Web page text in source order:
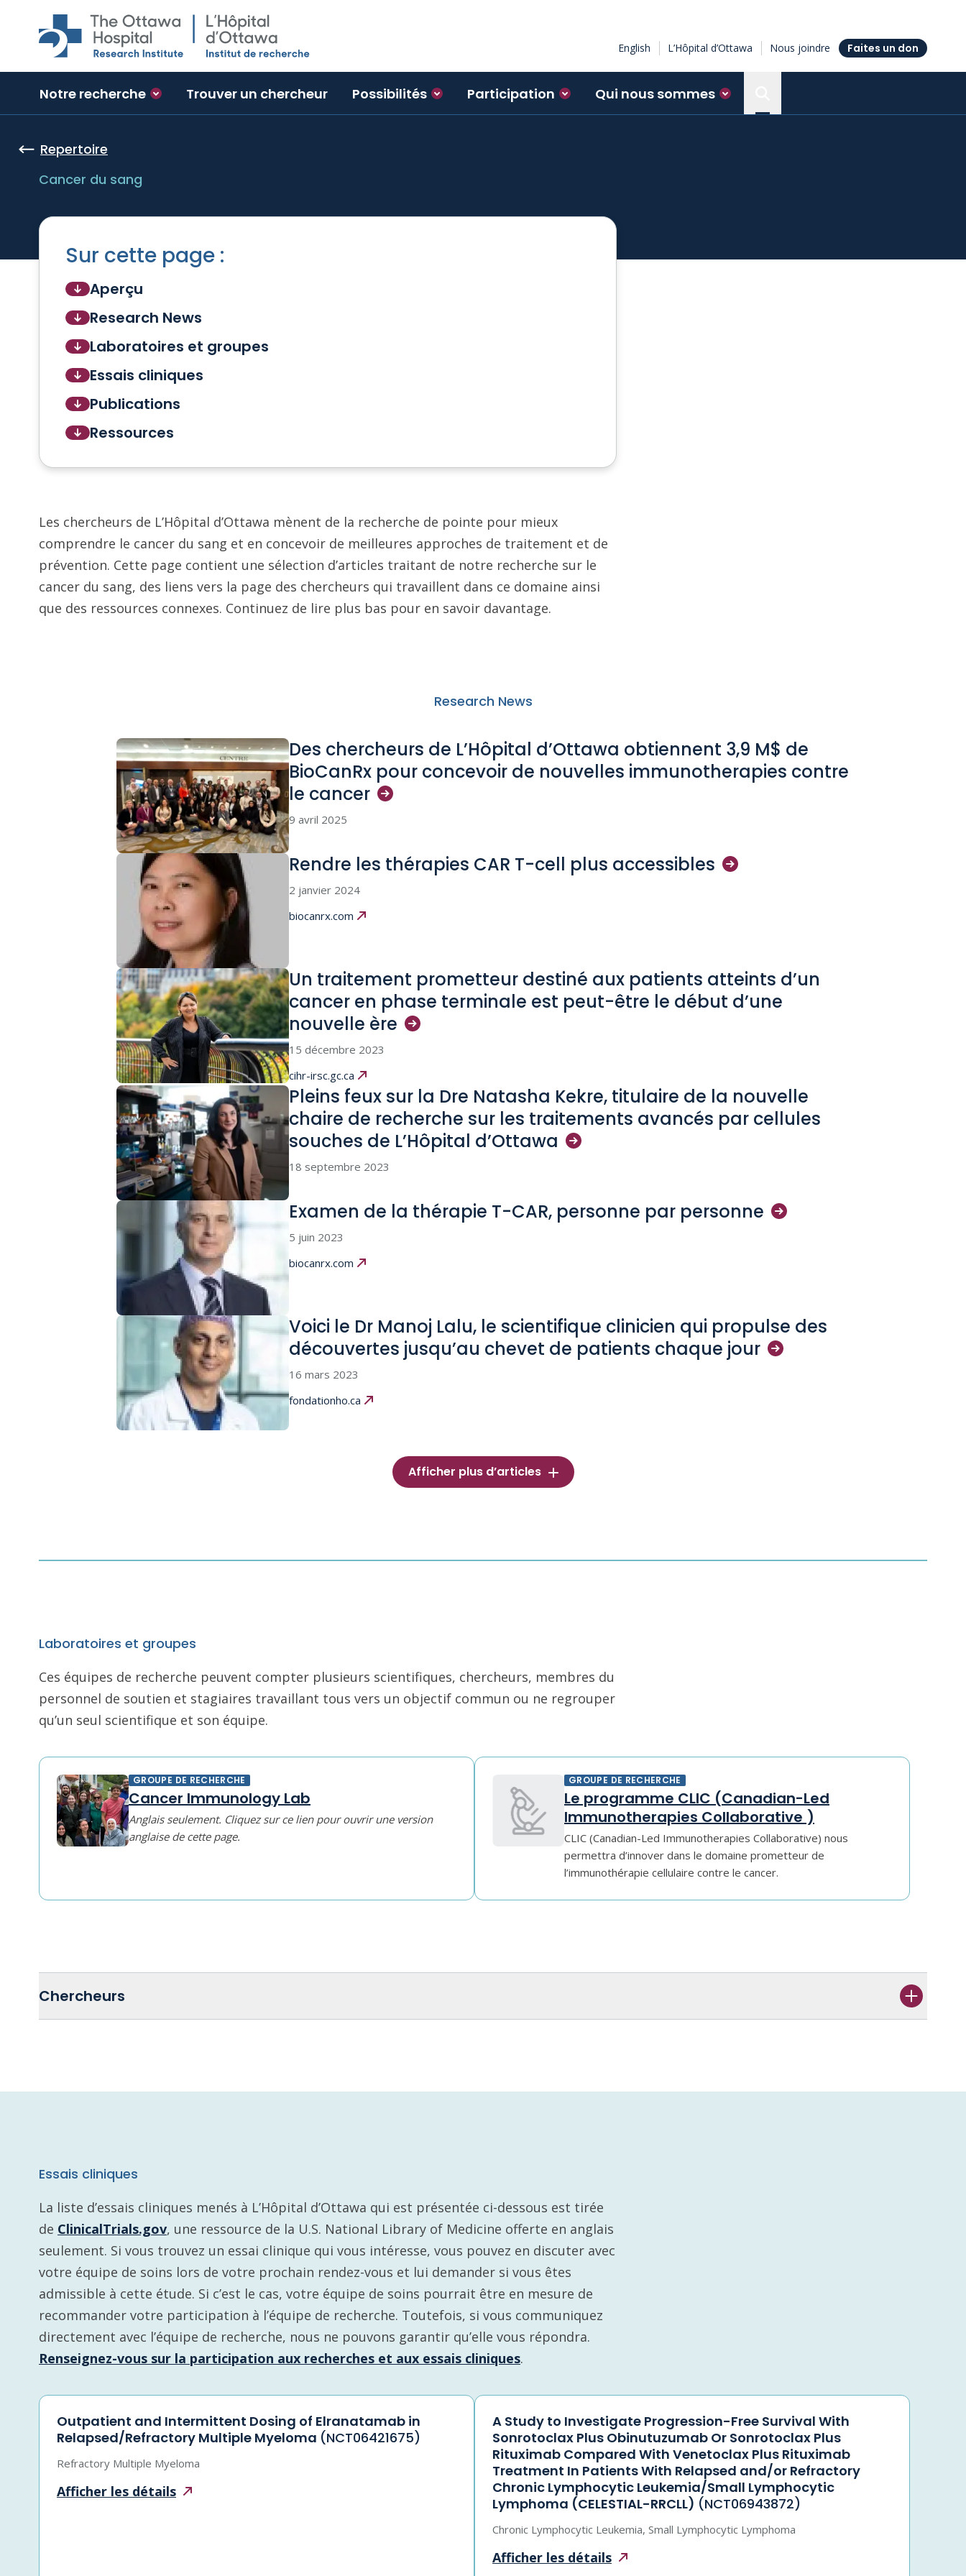
Skip to main content
English L’Hôpital d’Ottawa Nous joindre Faites un don
Notre recherche Trouver un chercheur Possibilités Participation Qui nous sommes
Repertoire
Cancer du sang
Sur cette page :
Aperçu
Research News
Laboratoires et groupes
Essais cliniques
Publications
Ressources
Les chercheurs de L’Hôpital d’Ottawa mènent de la recherche de pointe pour mieux
comprendre le cancer du sang et en concevoir de meilleures approches de traitement et de
prévention. Cette page contient une sélection d’articles traitant de notre recherche sur le
cancer du sang, des liens vers la page des chercheurs qui travaillent dans ce domaine ainsi
que des ressources connexes. Continuez de lire plus bas pour en savoir davantage.
Research News
Des chercheurs de L’Hôpital d’Ottawa obtiennent 3,9 M$ de
BioCanRx pour concevoir de nouvelles immunotherapies contre
le cancer
9 avril 2025
Rendre les thérapies CAR T-cell plus accessibles
2 janvier 2024
biocanrx.com
Un traitement prometteur destiné aux patients atteints d’un
cancer en phase terminale est peut-être le début d’une
nouvelle ère
15 décembre 2023
cihr-irsc.gc.ca
Pleins feux sur la Dre Natasha Kekre, titulaire de la nouvelle
chaire de recherche sur les traitements avancés par cellules
souches de L’Hôpital d’Ottawa
18 septembre 2023
Examen de la thérapie T-CAR, personne par personne
5 juin 2023
biocanrx.com
Voici le Dr Manoj Lalu, le scientifique clinicien qui propulse des
découvertes jusqu’au chevet de patients chaque jour
16 mars 2023
fondationho.ca
Afficher plus d’articles
Laboratoires et groupes
Ces équipes de recherche peuvent compter plusieurs scientifiques, chercheurs, membres du
personnel de soutien et stagiaires travaillant tous vers un objectif commun ou ne regrouper
qu’un seul scientifique et son équipe.
GROUPE DE RECHERCHE
Cancer Immunology Lab
Anglais seulement. Cliquez sur ce lien pour ouvrir une version
anglaise de cette page.
GROUPE DE RECHERCHE
Le programme CLIC (Canadian-Led
Immunotherapies Collaborative )
CLIC (Canadian-Led Immunotherapies Collaborative) nous
permettra d’innover dans le domaine prometteur de
l’immunothérapie cellulaire contre le cancer.
Chercheurs
Essais cliniques
La liste d’essais cliniques menés à L’Hôpital d’Ottawa qui est présentée ci-dessous est tirée
de ClinicalTrials.gov, une ressource de la U.S. National Library of Medicine offerte en anglais
seulement. Si vous trouvez un essai clinique qui vous intéresse, vous pouvez en discuter avec
votre équipe de soins lors de votre prochain rendez-vous et lui demander si vous êtes
admissible à cette étude. Si c’est le cas, votre équipe de soins pourrait être en mesure de
recommander votre participation à l’équipe de recherche. Toutefois, si vous communiquez
directement avec l’équipe de recherche, nous ne pouvons garantir qu’elle vous répondra.
Renseignez-vous sur la participation aux recherches et aux essais cliniques.
Outpatient and Intermittent Dosing of Elranatamab in
Relapsed/Refractory Multiple Myeloma (NCT06421675)
Refractory Multiple Myeloma
Afficher les détails
A Study to Investigate Progression-Free Survival With
Sonrotoclax Plus Obinutuzumab Or Sonrotoclax Plus
Rituximab Compared With Venetoclax Plus Rituximab
Treatment In Patients With Relapsed and/or Refractory
Chronic Lymphocytic Leukemia/Small Lymphocytic
Lymphoma (CELESTIAL-RRCLL) (NCT06943872)
Chronic Lymphocytic Leukemia, Small Lymphocytic Lymphoma
Afficher les détails